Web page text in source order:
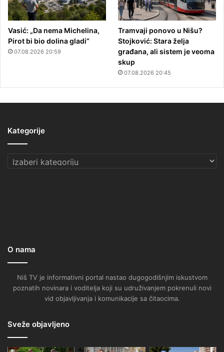
Vasić: „Da nema Michelina,
Pirot bi bio dolina gladi“
07.08.2026 20:59
Tramvaji ponovo u Nišu?
Stojković: Stara želja
građana, ali sistem je veoma
skup
07.08.2026 20:45
Kategorije
Kategorije
O nama
Niš TV je informativni portal nastao dugogodišnjim iskustvom
poznatih novinara i voditelja koji su udruživanjem pokrenuli novi
vid objavljivanja i komunikacije sa čitaocima.
Sveže objavljeno